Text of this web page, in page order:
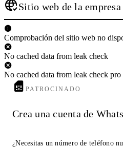
Sitio web de la empresa
Comprobación del sitio web no
No cached data from leak check
No cached data from leak check pro
PATROCINADO
Crea una cuenta de
¿Necesitas un número de teléfono